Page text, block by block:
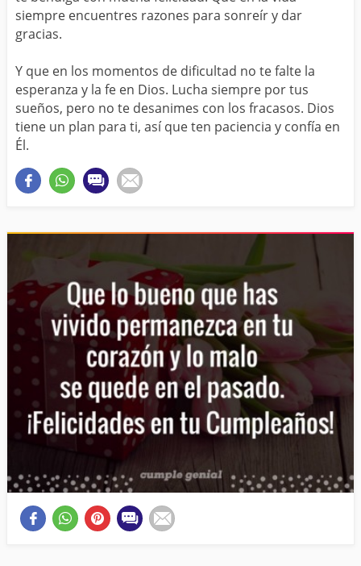
siempre encuentres razones para sonreír y dar
gracias.
Y que en los momentos de dificultad no te falte la
esperanza y la fe en Dios. Lucha siempre por tus
sueños, pero no te desanimes con los fracasos. Dios
tiene un plan para ti, así que ten paciencia y confía en
Él.